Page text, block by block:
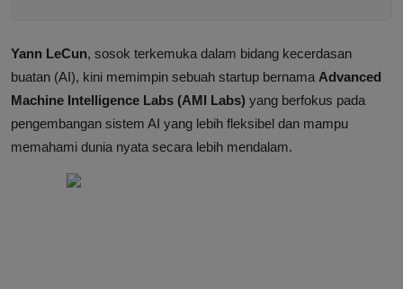
Yann LeCun, sosok terkemuka dalam bidang kecerdasan
buatan (AI), kini memimpin sebuah startup bernama Advanced
Machine Intelligence Labs (AMI Labs) yang berfokus pada
pengembangan sistem AI yang lebih fleksibel dan mampu
memahami dunia nyata secara lebih mendalam.